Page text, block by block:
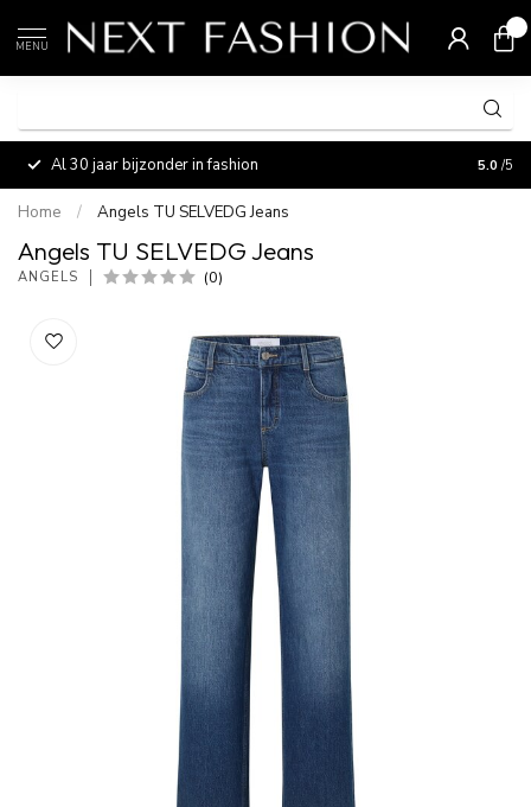
MENU
Al 30 jaar bijzonder in fashion 5.0 /5
Home / Angels TU SELVEDG Jeans
Angels TU SELVEDG Jeans
ANGELS (0)